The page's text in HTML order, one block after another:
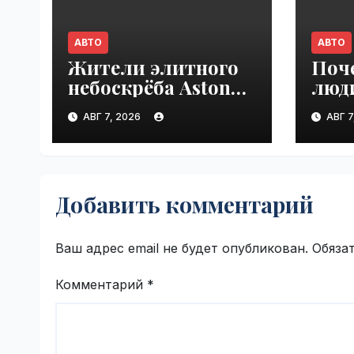
АВТО
Жители элитного
небоскрёба Aston
Martin
пожаловались
на трещины
АВГ 7, 2026
АВТО
АВГ
Добавить комментарий
Ваш адрес email не будет опубликован.
Комментарий *